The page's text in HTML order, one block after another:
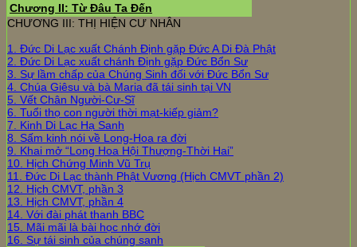
Chương II: Từ Đâu Ta Đến
CHƯƠNG III: THỊ HIỆN CƯ NHÂN
1. Đức Di Lạc xuất Chánh Định gặp Đức A Di Đà Phật
2. Đức Di Lạc xuất chánh Định gặp Đức Bổn Sư
3. Sự lầm chấp của Chúng Sinh đối với Đức Bổn Sư
4. Chúa Giêsu và bà Maria đã tái sinh tại VN
5. Vết Chân Người-Cư-Sĩ
6. Tuổi thọ con người thời mạt-kiếp giảm?
7. Kinh Di Lạc Hạ Sanh
8. Sấm kinh nói về Long-Hoa ra đời
9. Khai mở “Long Hoa Hội Thượng-Thời Hai”
10. Hịch Chứng Minh Vũ Trụ
11. Đức Di Lạc thành Phật Vương (Hịch CMVT phần 2)
12. Hịch CMVT, phần 3
13. Hịch CMVT, phần 4
14. Với đài phát thanh BBC
15. Mãi mãi là bài học nhớ đời
16. Sự tái sinh của chúng sanh